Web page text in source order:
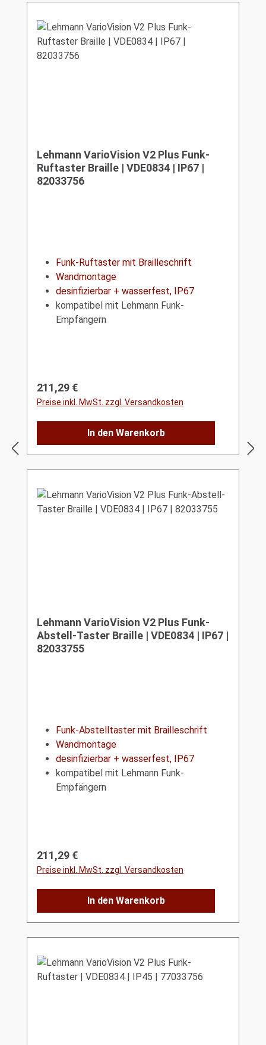
Lehmann VarioVision V2 Plus Funk-
Ruftaster Braille | VDE0834 | IP67 |
82033756
Funk-Ruftaster mit Brailleschrift
Wandmontage
desinfizierbar + wasserfest, IP67
kompatibel mit Lehmann Funk-
Empfängern
Regulärer Preis:
211,29 €
Preise inkl. MwSt. zzgl. Versandkosten
In den Warenkorb
Lehmann VarioVision V2 Plus Funk-
Abstell-Taster Braille | VDE0834 | IP67 |
82033755
Funk-Abstelltaster mit Brailleschrift
Wandmontage
desinfizierbar + wasserfest, IP67
kompatibel mit Lehmann Funk-
Empfängern
Regulärer Preis:
211,29 €
Preise inkl. MwSt. zzgl. Versandkosten
In den Warenkorb